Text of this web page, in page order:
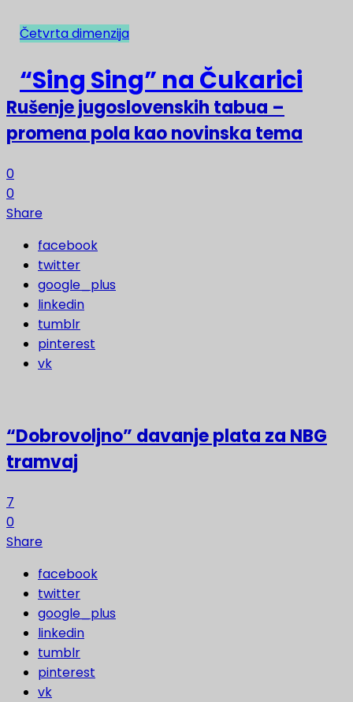
NAJNOVIJE
Rušenje jugoslovenskih tabua –
promena pola kao novinska tema
0
0
Share
facebook
twitter
google_plus
linkedin
tumblr
pinterest
vk
“Dobrovoljno” davanje plata za NBG
tramvaj
7
0
Share
facebook
twitter
google_plus
linkedin
tumblr
pinterest
vk
Četvrta dimenzija
“Sing Sing” na Čukarici